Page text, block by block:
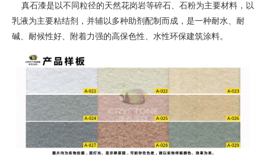
真石漆是以不同粒径的天然花岗岩等碎石、石粉为主要材料，以
乳液为主要粘结剂，并辅以多种助剂配制而成，是一种耐水、耐
碱、耐候性好、附着力强的高保色性、水性环保建筑涂料。